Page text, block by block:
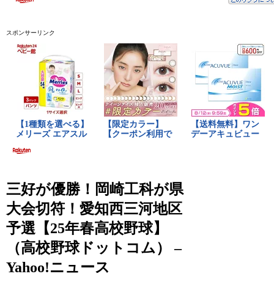
スポンサーリンク
三好が優勝！岡崎工科が県
大会切符！愛知西三河地区
予選【25年春高校野球】
（高校野球ドットコム） –
Yahoo!ニュース